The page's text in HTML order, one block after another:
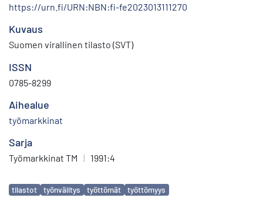
https://urn.fi/URN:NBN:fi-fe2023013111270
Kuvaus
Suomen virallinen tilasto (SVT)
ISSN
0785-8299
Aihealue
työmarkkinat
Sarja
Työmarkkinat TM | 1991:4
Avainsanat
tilastot työnvälitys työttömät työttömyys